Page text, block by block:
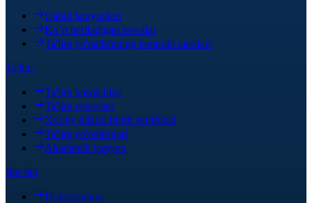
Qabul jarayonlari
Ko’p beriladigan savollar
Ta'lim yo'nalishining kontrakt narxlari
Ta'lim
Ta'lim bosqichlari
Ta'lim resurslari
Xorijiy tillarni bilish sertifikati
Ta'lim yo'nalishlari
Akademik jarayon
Ilm-fan
Doktorantura